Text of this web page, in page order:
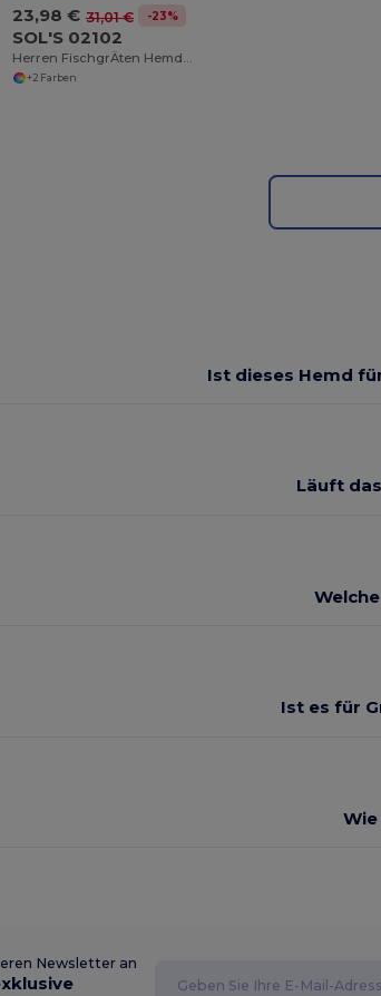
23,98 € 31,01 € -23%
SOL'S 02102
Herren FischgrÄten Hemd Langarm Brody
+2 Farben
Ist dieses Hemd
Läuft
Ist es für
Newsletter an